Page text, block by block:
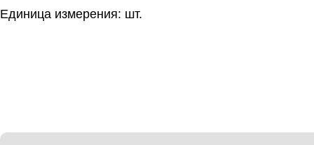
Единица измерения: шт.